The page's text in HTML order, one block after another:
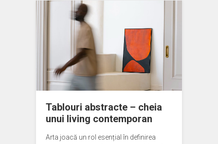
Tablouri abstracte – cheia
unui living contemporan
Arta joacă un rol esențial în definirea